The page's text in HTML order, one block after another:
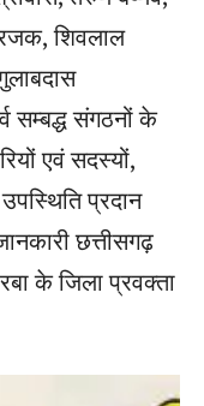
शिवलाल
सम्बद्ध संगठनों के
एवं सदस्यों,
प्रदान
छत्तीसगढ़
के जिला प्रवक्ता